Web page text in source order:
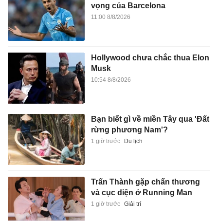
vọng của Barcelona
11:00 8/8/2026
Hollywood chưa chắc thua Elon
Musk
10:54 8/8/2026
Bạn biết gì về miền Tây qua 'Đất
rừng phương Nam'?
1 giờ trước Du lịch
Trấn Thành gặp chấn thương
và cục diện ở Running Man
1 giờ trước Giải trí